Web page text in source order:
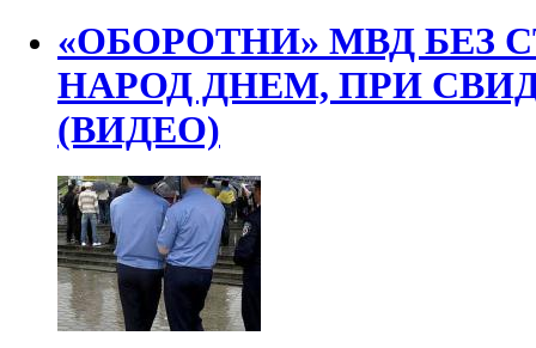
«ОБОРОТНИ» МВД БЕЗ
НАРОД ДНЕМ, ПРИ
(ВИДЕО)